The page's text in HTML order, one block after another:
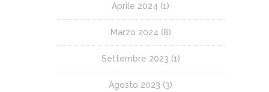
Aprile 2024 (1)
Marzo 2024 (8)
Settembre 2023 (1)
Agosto 2023 (3)